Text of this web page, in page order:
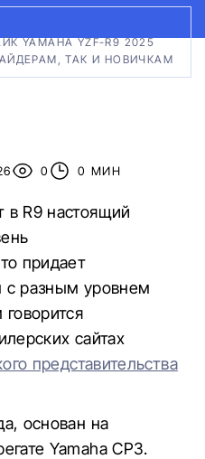
YAMAHA YZF-R9 2025
ТАК И НОВИЧКАМ
0 0 МИН
в R9 настоящий
придает
с разным уровнем
сайтах
представительства
основан на
Yamaha CP3.